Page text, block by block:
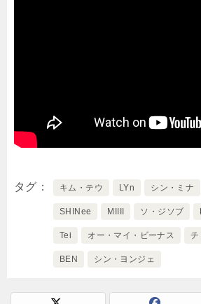
タグ キム・テウ LYn シン・ミナ
SHINee MIIII ソ・ジソブ
Tei オー・マイ・ビーナス チ
BEN シン・ヨンジェ